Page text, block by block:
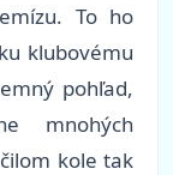
To ho
klubovému
pohľad,
mnohých
kole tak